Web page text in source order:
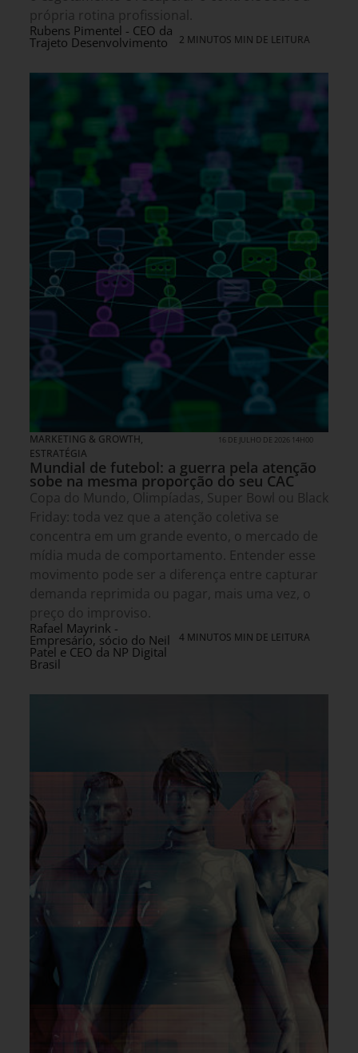
própria rotina profissional.
Rubens Pimentel - CEO da
Trajeto Desenvolvimento 2 MINUTOS MIN DE LEITURA
MARKETING & GROWTH,
ESTRATÉGIA
16 DE JULHO DE 2026 14H00
Mundial de futebol: a guerra pela atenção
sobe na mesma proporção do seu CAC
Copa do Mundo, Olimpíadas, Super Bowl ou Black
Friday: toda vez que a atenção coletiva se
concentra em um grande evento, o mercado de
mídia muda de comportamento. Entender esse
movimento pode ser a diferença entre capturar
demanda reprimida ou pagar, mais uma vez, o
preço do improviso.
Rafael Mayrink -
Empresário, sócio do Neil
Patel e CEO da NP Digital
Brasil
4 MINUTOS MIN DE LEITURA